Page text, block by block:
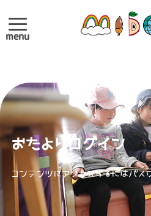
menu
おたよりログイン
コンテンツにアクセスするにはパス